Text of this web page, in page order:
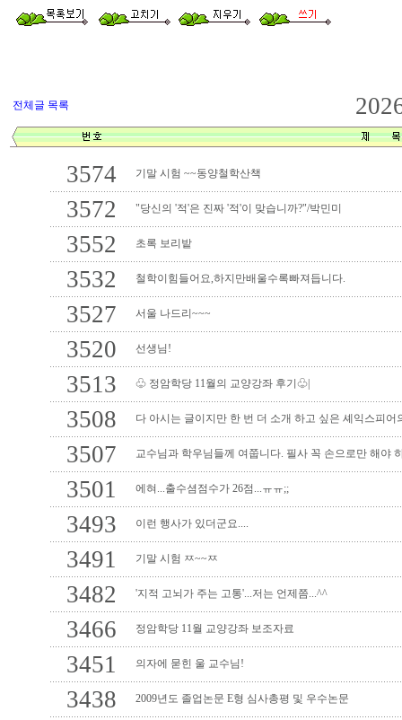
전체글 목록
3574 기말 시험 ~~동양철학산책
3572 "당신의 '적'은 진짜 '적'이 맞습니까?"/박민미
3552 초록 보리밭
3532 철학이힘들어요,하지만배울수록빠져듭니다.
3527 서울 나드리~~~
3520 선생님!
3513 ♧ 정암학당 11월의 교양강좌 후기♧|
3508 다 아시는 글이지만 한 번 더 소개 하고 싶은 셰익스피어
3507 교수님과 학우님들께 여쭙니다. 필사 꼭 손으로만 해야
3501 에혀...출수셤점수가 26점...ㅠㅠ;;
3493 이런 행사가 있더군요....
3491 기말 시험 ㅉ~~ㅉ
3482 '지적 고뇌가 주는 고통'...저는 언제쯤...^^
3466 정암학당 11월 교양강좌 보조자료
3451 의자에 묻힌 울 교수님!
3438 2009년도 졸업논문 E형 심사총평 및 우수논문